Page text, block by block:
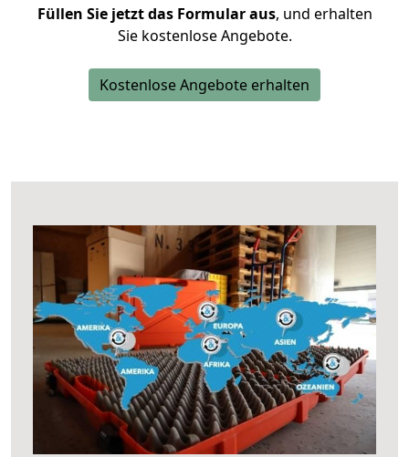
Füllen Sie jetzt das Formular aus, und erhalten
Sie kostenlose Angebote.
Kostenlose Angebote erhalten